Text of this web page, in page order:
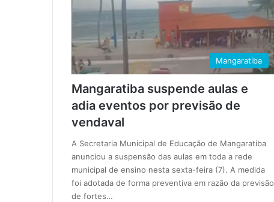
Mangaratiba
Mangaratiba suspende aulas e
adia eventos por previsão de
vendaval
A Secretaria Municipal de Educação de Mangaratiba
anunciou a suspensão das aulas em toda a rede
municipal de ensino nesta sexta-feira (7). A medida
foi adotada de forma preventiva em razão da previsão
de fortes…